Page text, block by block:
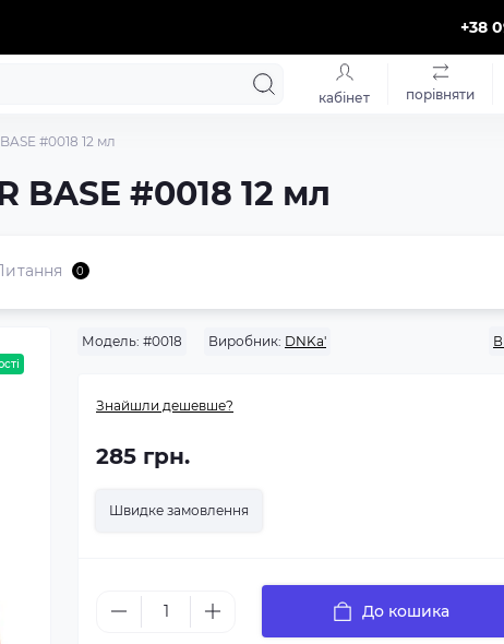
+38
кабінет порівняти
#0018 12 мл
BASE #0018 12 мл
0
Модель: #0018 Виробник: DNKa'
Знайшли дешевше?
285 грн.
Швидке замовлення
До кошика